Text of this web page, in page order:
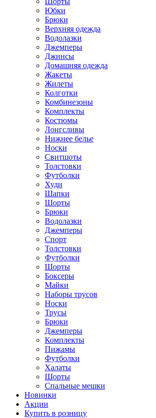
Юбки
Брюки
Верхняя одежда
Водолазки
Джемперы
Джинсы
Домашняя одежда
Жакеты
Жилеты
Колготки
Комбинезоны
Комплекты
Костюмы
Лонгсливы
Нижнее белье
Носки
Свитшоты
Толстовки
Футболки
Худи
Шапки
Шорты
Брюки
Водолазки
Джемперы
Спорт
Толстовки
Футболки
Шорты
Боксеры
Майки
Наборы трусов
Носки
Трусы
Брюки
Джемперы
Комплекты
Пижамы
Футболки
Халаты
Шорты
Спальные мешки
Новинки
Акции
Купить в розницу